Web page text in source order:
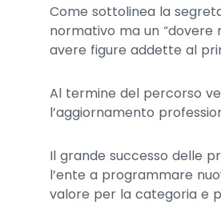
Come sottolinea la
normativo ma un “dovere
avere figure addette al
Al termine del percorso
l’aggiornamento
Il grande successo delle
l’ente a programmare
valore per la categoria e